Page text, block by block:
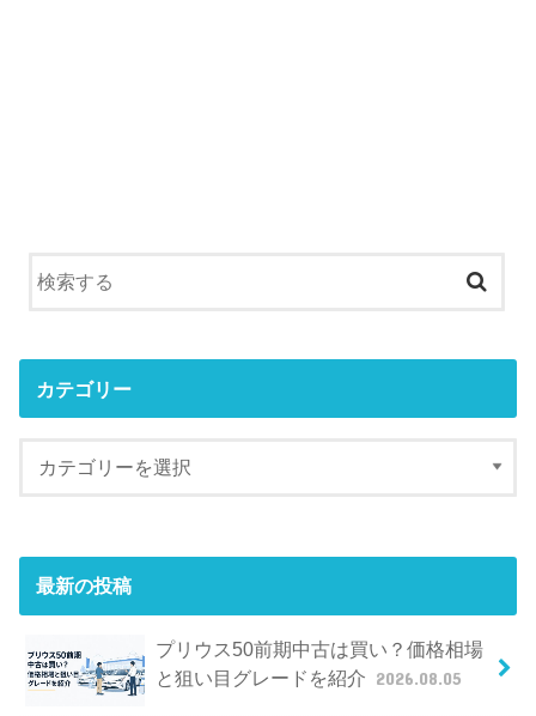
カテゴリー
最新の投稿
プリウス50前期中古は買い？価格相場
と狙い目グレードを紹介 2026.08.05